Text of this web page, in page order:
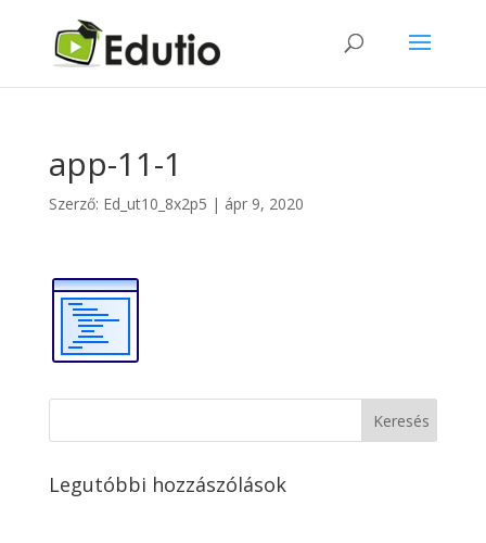
app-11-1
Szerző: Ed_ut10_8x2p5 | ápr 9, 2020
Legutóbbi hozzászólások